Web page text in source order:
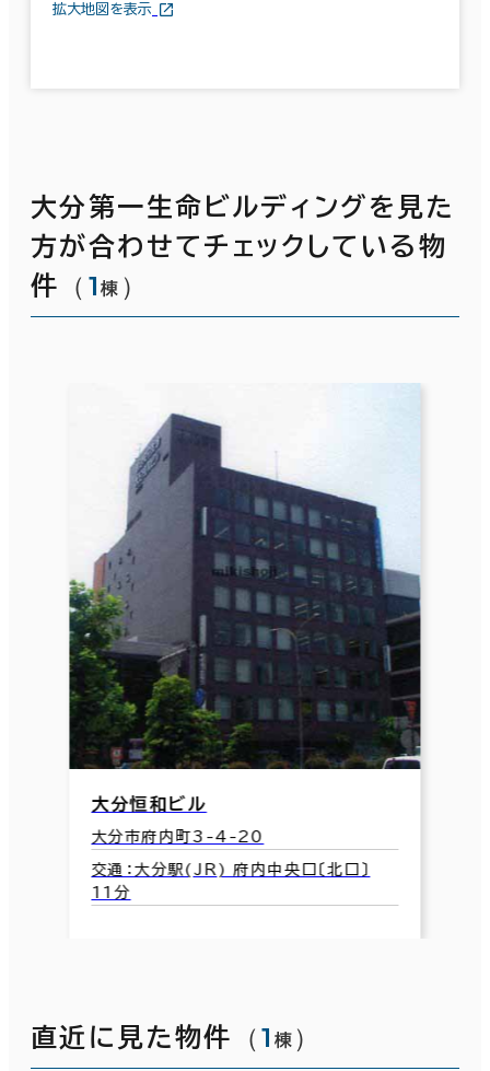
拡大地図を表示
大分第一生命ビルディングを見た
方が合わせてチェックしている物
件
（ 1棟 ）
大分恒和ビル
大分市府内町3-4-20
交通：大分駅(JR) 府内中央口〔北口〕
11分
直近に見た物件 （1 棟 ）